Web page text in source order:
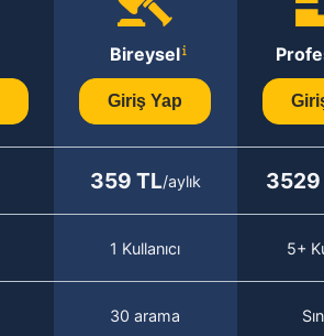
Bireysel
Giriş Yap
359 TL/aylık 3529
1 Kullanıcı 5+
30 arama